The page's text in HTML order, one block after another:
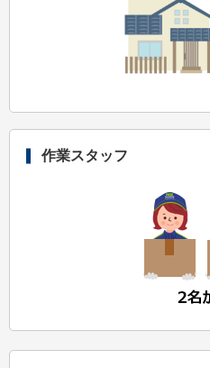
作業スタッフ